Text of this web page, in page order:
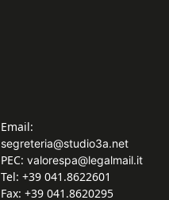
Email:
segreteria@studio3a.net
PEC: valorespa@legalmail.it
Tel: +39 041.8622601
Fax: +39 041.8620295